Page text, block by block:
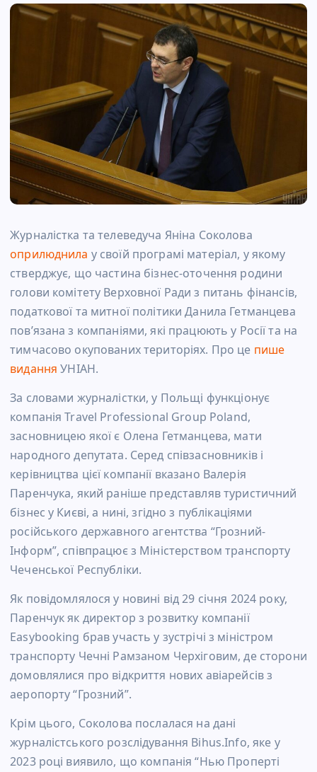
Журналістка та телеведуча Яніна Соколова
оприлюднила у своїй програмі матеріал, у якому
стверджує, що частина бізнес-оточення родини
голови комітету Верховної Ради з питань фінансів,
податкової та митної політики Данила Гетманцева
пов’язана з компаніями, які працюють у Росії та на
тимчасово окупованих територіях. Про це пише
видання УНІАН.
За словами журналістки, у Польщі функціонує
компанія Travel Professional Group Poland,
засновницею якої є Олена Гетманцева, мати
народного депутата. Серед співзасновників і
керівництва цієї компанії вказано Валерія
Паренчука, який раніше представляв туристичний
бізнес у Києві, а нині, згідно з публікаціями
російського державного агентства “Грозний-
Інформ”, співпрацює з Міністерством транспорту
Чеченської Республіки.
Як повідомлялося у новині від 29 січня 2024 року,
Паренчук як директор з розвитку компанії
Easybooking брав участь у зустрічі з міністром
транспорту Чечні Рамзаном Черхіговим, де сторони
домовлялися про відкриття нових авіарейсів з
аеропорту “Грозний”.
Крім цього, Соколова послалася на дані
журналістського розслідування Bihus.Info, яке у
2023 році виявило, що компанія “Нью Проперті